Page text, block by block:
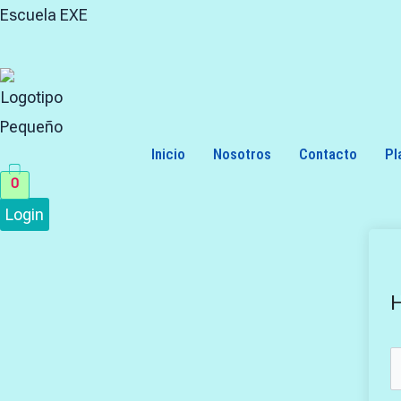
Skip
content
Escuela EXE
Inicio Nosotros Contacto
0
Login
Search